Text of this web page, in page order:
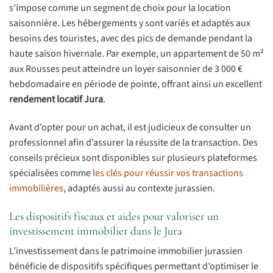
s’impose comme un segment de choix pour la location
saisonnière. Les hébergements y sont variés et adaptés aux
besoins des touristes, avec des pics de demande pendant la
haute saison hivernale. Par exemple, un appartement de 50 m²
aux Rousses peut atteindre un loyer saisonnier de 3 000 €
hebdomadaire en période de pointe, offrant ainsi un excellent
rendement locatif Jura.
Avant d’opter pour un achat, il est judicieux de consulter un
professionnel afin d’assurer la réussite de la transaction. Des
conseils précieux sont disponibles sur plusieurs plateformes
spécialisées commeles clés pour réussir vos transactions
immobilières, adaptés aussi au contexte jurassien.
Les dispositifs fiscaux et aides pour valoriser un
investissement immobilier dans le Jura
L’investissement dans le patrimoine immobilier jurassien
bénéficie de dispositifs spécifiques permettant d’optimiser le